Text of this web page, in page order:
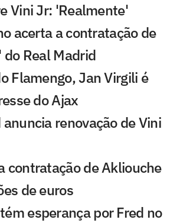
Vini Jr: 'Realmente'
acerta a contratação de
Real Madrid
Flamengo, Jan Virgili é
do Ajax
renovação de Vini
contratação de Akliouche
de euros
esperança por Fred no